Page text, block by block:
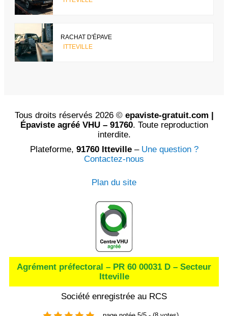
RACHAT D'ÉPAVE
ITTEVILLE
Tous droits réservés 2026 © epaviste-gratuit.com |
Épaviste agréé VHU – 91760. Toute reproduction
interdite.
Plateforme, 91760 Itteville– Une question ?
Contactez-nous
Plan du site
Agrément préfectoral – PR 60 00031 D – Secteur
Itteville
Société enregistrée au RCS